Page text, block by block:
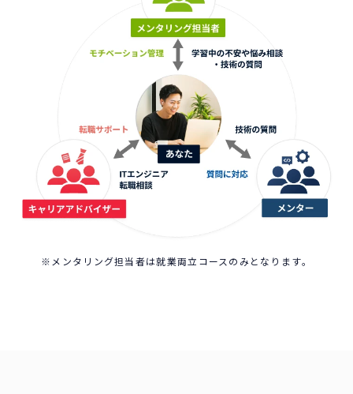
※メンタリング担当者は就業両立コースのみとなります。